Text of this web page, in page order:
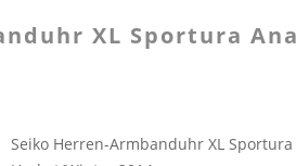
XL Sportura
Seiko Herren-Armbanduhr XL